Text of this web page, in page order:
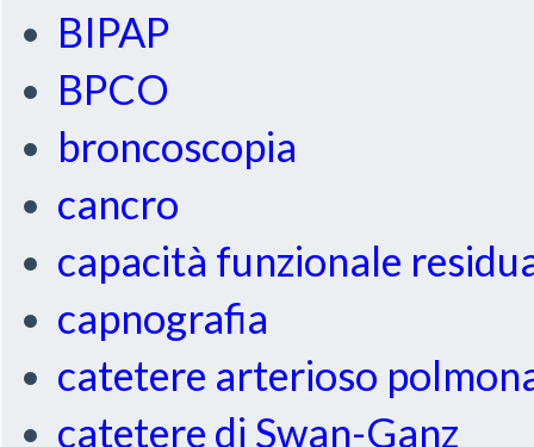
BIPAP
BPCO
broncoscopia
cancro
capacità funzionale
capnografia
catetere arterioso
catetere di Swan-Ganz